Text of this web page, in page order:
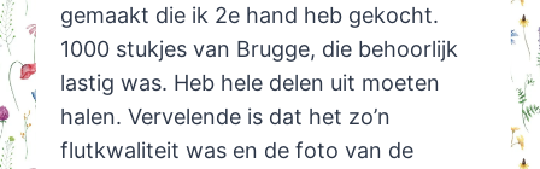
gemaakt die ik 2e hand heb gekocht.
1000 stukjes van Brugge, die behoorlijk
lastig was. Heb hele delen uit moeten
halen. Vervelende is dat het zo’n
flutkwaliteit was en de foto van de